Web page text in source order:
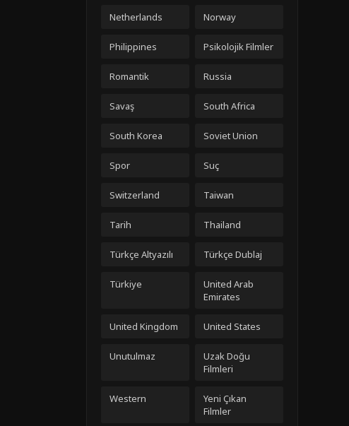
Netherlands Norway
Philippines Psikolojik Filmler
Romantik Russia
Savaş South Africa
South Korea Soviet Union
Spor Suç
Switzerland Taiwan
Tarih Thailand
Türkçe Altyazılı Türkçe Dublaj
Türkiye
United Arab
Emirates
United Kingdom United States
Unutulmaz
Uzak Doğu
Filmleri
Western
Yeni Çıkan
Filmler